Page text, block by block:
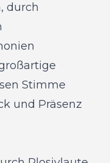
durch
Stimme
und Präsenz